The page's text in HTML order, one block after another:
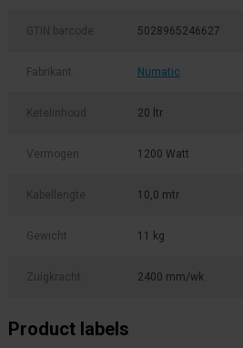
GTIN barcode 5028965246627
Fabrikant: Numatic
Ketelinhoud 20 ltr
Vermogen 1200 Watt
Kabellengte 10,0 mtr
Gewicht 11 kg
Zuigkracht 2400 mm/wk
Product labels